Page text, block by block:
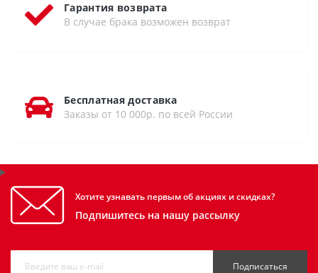
Гарантия возврата
В случае брака возможен возврат
Бесплатная доставка
Заказы от 10 000р. по всей России
Хотите узнавать первым об акциях и скидках?
Подпишитесь на нашу рассылку
Подписаться